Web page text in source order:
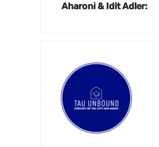
Aharoni & Idit Adler: